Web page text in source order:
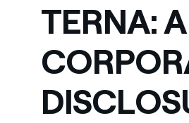
TERNA: